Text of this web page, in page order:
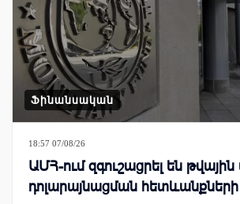
Ֆինանսական
18:57 07/08/26
ԱՄՀ-ում զգուշացրել են թվային
դոլարայնացման